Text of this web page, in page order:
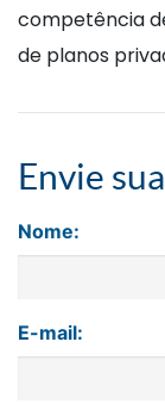
competência
de planos
Envie
Nome:
E-mail: